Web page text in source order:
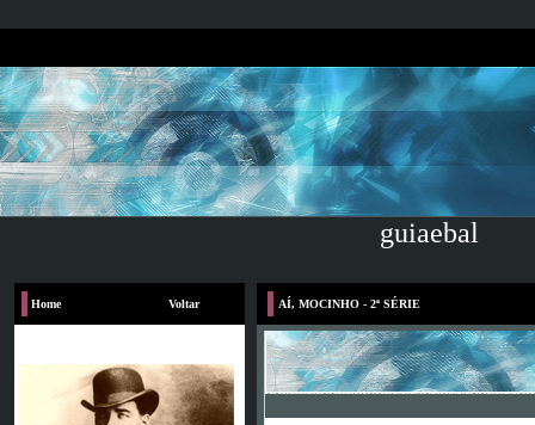
guiaebal
Home Voltar AÍ, MOCINHO - 2ª SÉRIE